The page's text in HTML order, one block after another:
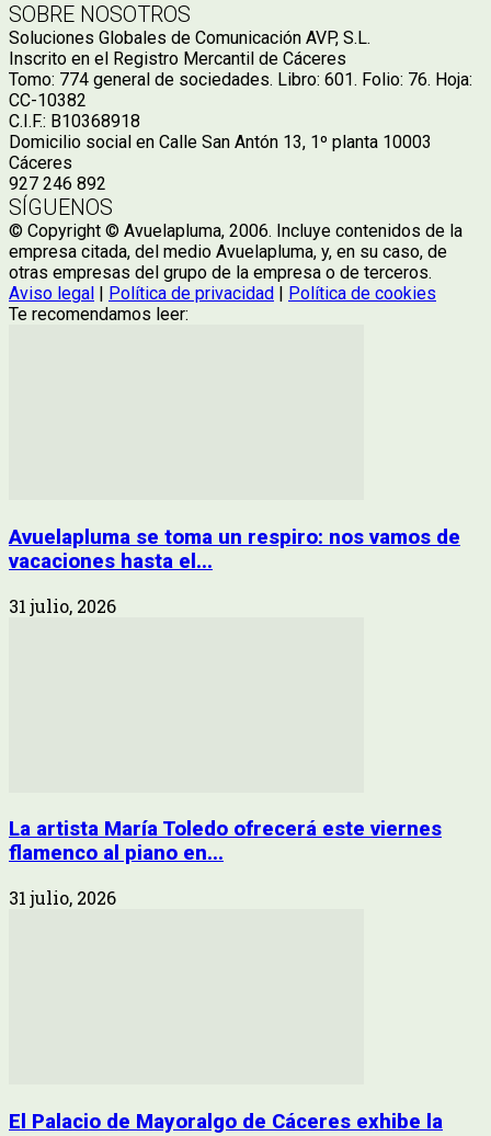
SOBRE NOSOTROS
Soluciones Globales de Comunicación AVP, S.L.
Inscrito en el Registro Mercantil de Cáceres
Tomo: 774 general de sociedades. Libro: 601. Folio: 76. Hoja:
CC-10382
C.I.F.: B10368918
Domicilio social en Calle San Antón 13, 1º planta 10003
Cáceres
927 246 892
SÍGUENOS
© Copyright © Avuelapluma, 2006. Incluye contenidos de la
empresa citada, del medio Avuelapluma, y, en su caso, de
otras empresas del grupo de la empresa o de terceros.
Aviso legal
Política de privacidad
Política de cookies
Te recomendamos leer:
Avuelapluma se toma un respiro: nos vamos de
vacaciones hasta el...
31 julio, 2026
La artista María Toledo ofrecerá este viernes
flamenco al piano en...
31 julio, 2026
El Palacio de Mayoralgo de Cáceres exhibe la